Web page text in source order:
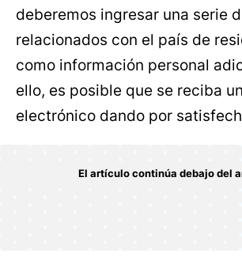
deberemos ingresar una serie
relacionados con el país de
como información personal
ello, es posible que se reciba
electrónico dando por